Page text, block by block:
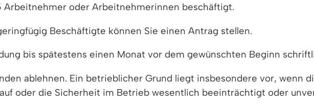
Arbeitnehmer oder Arbeitnehmerinnen beschäftigt.
Beschäftigte können Sie einen Antrag stellen.
bis spätestens einen Monat vor dem gewünschten Beginn
ablehnen. Ein betrieblicher Grund liegt insbesondere vor, wenn
oder die Sicherheit im Betrieb wesentlich beeinträchtigt oder